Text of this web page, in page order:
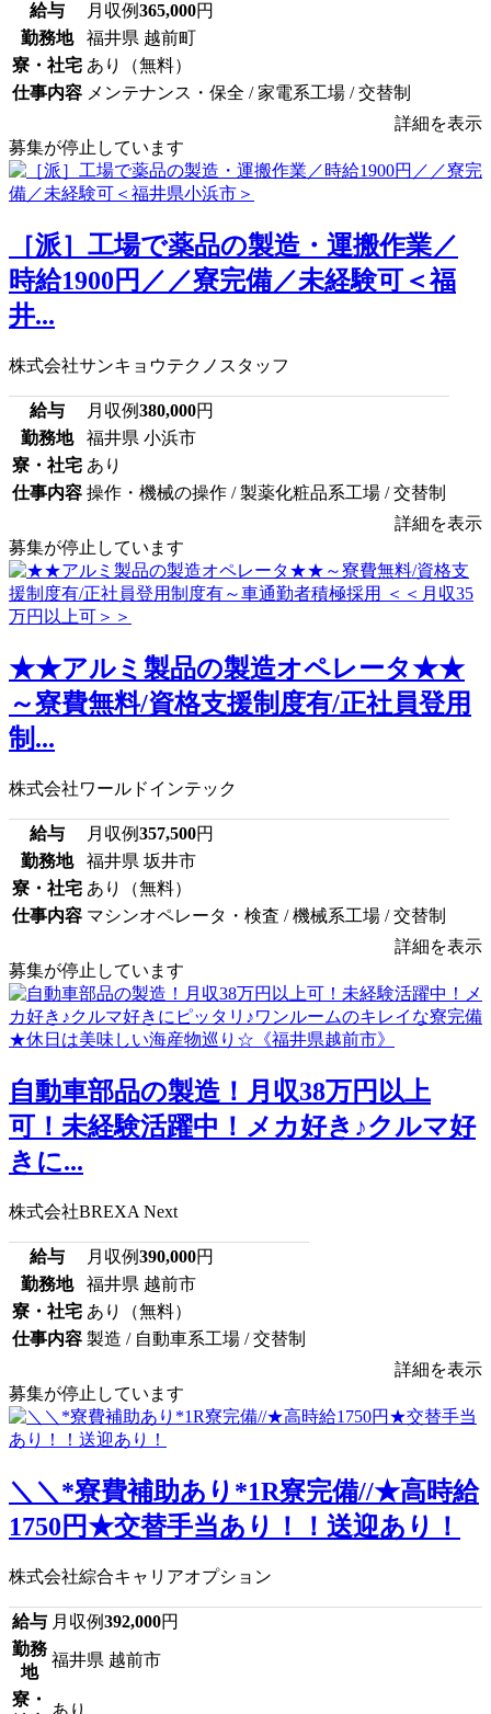
給与 月収例365,000円
勤務地
福井県 越前町
寮・社宅 あり（無料）
仕事内容 メンテナンス・保全 / 家電系工場 / 交替制
詳細を表示
募集が停止しています
［派］工場で薬品の製造・運搬作業／
時給1900円／／寮完備／未経験可＜福
井...
株式会社サンキョウテクノスタッフ
給与 月収例380,000円
勤務地
福井県 小浜市
寮・社宅 あり
仕事内容 操作・機械の操作 / 製薬化粧品系工場 / 交替制
詳細を表示
募集が停止しています
★★アルミ製品の製造オペレータ★★
～寮費無料/資格支援制度有/正社員登用
制...
株式会社ワールドインテック
給与 月収例357,500円
勤務地
福井県 坂井市
寮・社宅 あり（無料）
仕事内容 マシンオペレータ・検査 / 機械系工場 / 交替制
詳細を表示
募集が停止しています
自動車部品の製造！月収38万円以上
可！未経験活躍中！メカ好き♪クルマ好
きに...
株式会社BREXA Next
給与 月収例390,000円
勤務地
福井県 越前市
寮・社宅 あり（無料）
仕事内容 製造 / 自動車系工場 / 交替制
詳細を表示
募集が停止しています
＼＼*寮費補助あり*1R寮完備//★高時給
1750円★交替手当あり！！送迎あり！
株式会社綜合キャリアオプション
給与 月収例392,000円
勤務
地
福井県 越前市
寮・
あり